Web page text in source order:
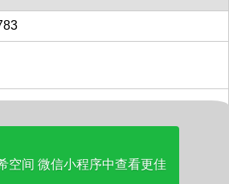
空间 微信小程序中查看更佳